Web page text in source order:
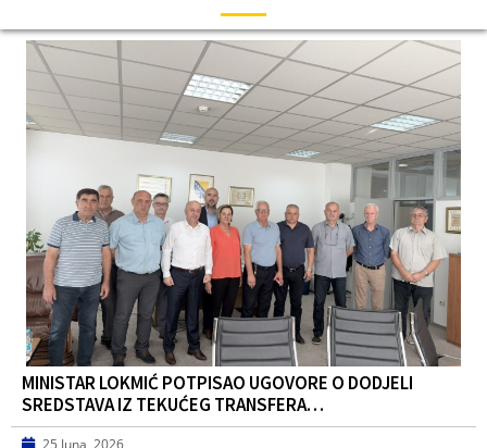
MINISTAR LOKMIĆ POTPISAO UGOVORE O DODJELI
SREDSTAVA IZ TEKUĆEG TRANSFERA…